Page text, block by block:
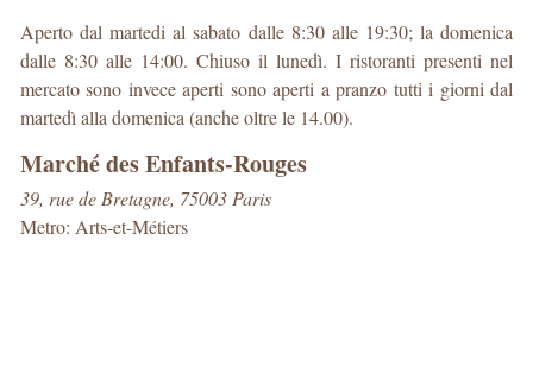
Aperto dal martedi al sabato dalle 8:30 alle 19:30; la domenica
dalle 8:30 alle 14:00. Chiuso il lunedì. I ristoranti presenti nel
mercato sono invece aperti sono aperti a pranzo tutti i giorni dal
martedì alla domenica (anche oltre le 14.00).
Marché des Enfants-Rouges
39, rue de Bretagne, 75003 Paris
Metro: Arts-et-Métiers